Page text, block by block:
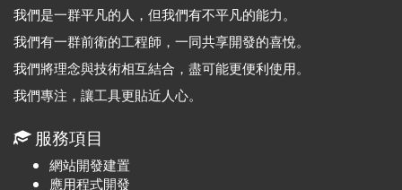
我們是一群平凡的人，但我們有不平凡的能力。
我們有一群前衛的工程師，一同共享開發的喜悅。
我們將理念與技術相互結合，盡可能更便利使用。
我們專注，讓工具更貼近人心。
服務項目
網站開發建置
應用程式開發